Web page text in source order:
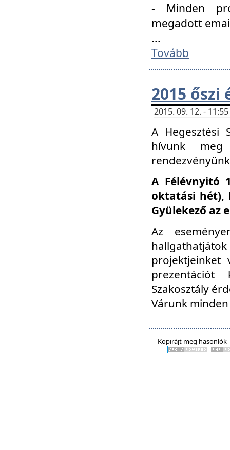
- Minden
megadott
...
Tovább
2015
2015. 09. 12. -
A Hegesztési
hívunk
A Félévnyitó
oktatási hét),
Gyülekező az
Az
Szakosztály
Várunk
Kopirájt meg hasonlók